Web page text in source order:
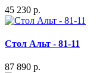
45 230 р.
Стол Альт - 81-11
87 890 р.